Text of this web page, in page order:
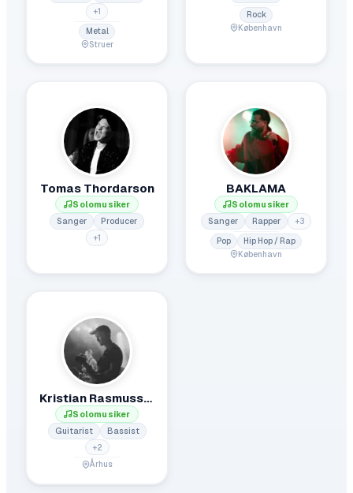
+1
Metal
Struer
Rock
København
Tomas Thordarson
Solomusiker
Sanger
Producer
+1
BAKLAMA
Solomusiker
Sanger
Rapper +3
Pop
Hip Hop / Rap
København
Kristian Rasmussen
Solomusiker
Guitarist
Bassist
+2
Århus